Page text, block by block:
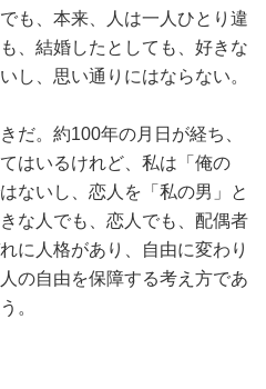
も、本来、人は一人ひとり違
、結婚したとしても、好きな
し、思い通りにはならない。
だ。約100年の月日が経ち、
はいるけれど、私は「俺の
ないし、恋人を「私の男」と
な人でも、恋人でも、配偶者
に人格があり、自由に変わり
の自由を保障する考え方であ
。